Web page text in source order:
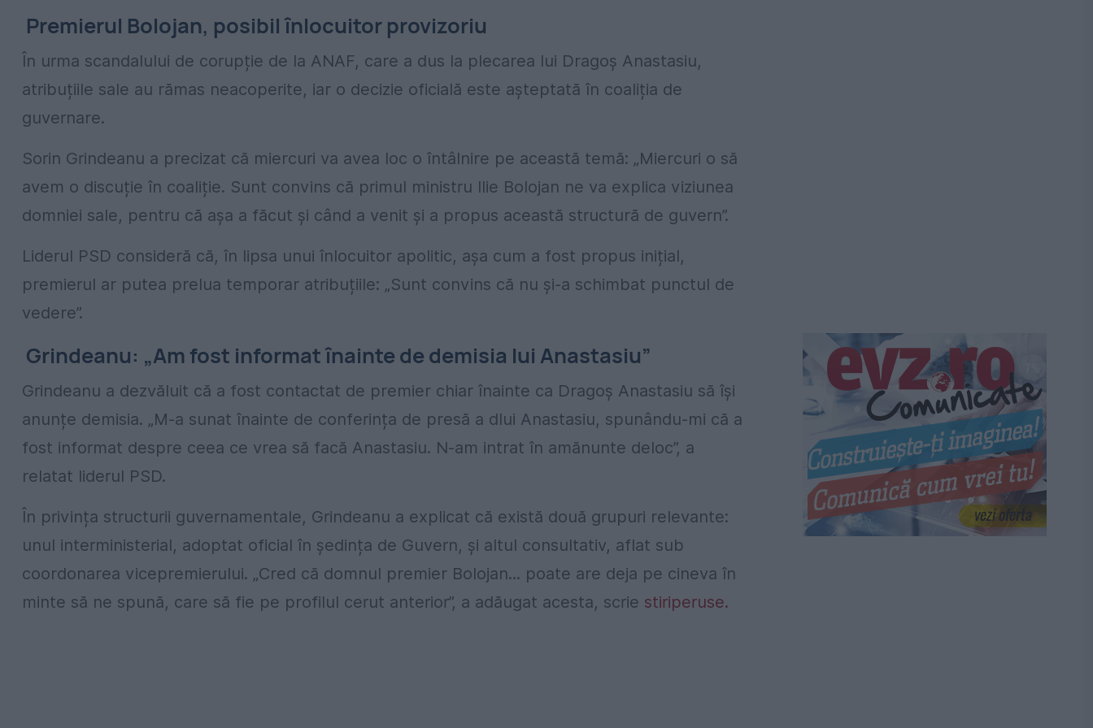
Premierul Bolojan, posibil înlocuitor provizoriu
În urma scandalului de corupție de la ANAF, care a dus la plecarea lui Dragoș Anastasiu,
atribuțiile sale au rămas neacoperite, iar o decizie oficială este așteptată în coaliția de
guvernare.
Sorin Grindeanu a precizat că miercuri va avea loc o întâlnire pe această temă: „Miercuri o să
avem o discuție în coaliție. Sunt convins că primul ministru Ilie Bolojan ne va explica viziunea
domniei sale, pentru că așa a făcut și când a venit și a propus această structură de guvern”.
Liderul PSD consideră că, în lipsa unui înlocuitor apolitic, așa cum a fost propus inițial,
premierul ar putea prelua temporar atribuțiile: „Sunt convins că nu și-a schimbat punctul de
vedere”.
Grindeanu: „Am fost informat înainte de demisia lui Anastasiu”
Grindeanu a dezvăluit că a fost contactat de premier chiar înainte ca Dragoș Anastasiu să își
anunțe demisia. „M-a sunat înainte de conferința de presă a dlui Anastasiu, spunându-mi că a
fost informat despre ceea ce vrea să facă Anastasiu. N-am intrat în amănunte deloc”, a
relatat liderul PSD.
În privința structurii guvernamentale, Grindeanu a explicat că există două grupuri relevante:
unul interministerial, adoptat oficial în ședința de Guvern, și altul consultativ, aflat sub
coordonarea vicepremierului. „Cred că domnul premier Bolojan... poate are deja pe cineva în
minte să ne spună, care să fie pe profilul cerut anterior”, a adăugat acesta, scrie stiriperuse.